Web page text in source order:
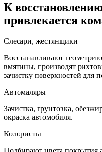
К
привлекается
Слесари, жестянщики
Восстанавливают
вмятины, производят
зачистку поверхностей для
Автомаляры
Зачистка, грунтовка,
окраска автомобиля.
Колористы
Подбирают цвета покрытия